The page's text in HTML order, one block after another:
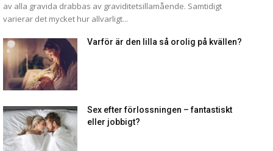
av alla gravida drabbas av graviditetsillamående. Samtidigt
varierar det mycket hur allvarligt...
Varför är den lilla så orolig på kvällen?
Sex efter förlossningen – fantastiskt
eller jobbigt?